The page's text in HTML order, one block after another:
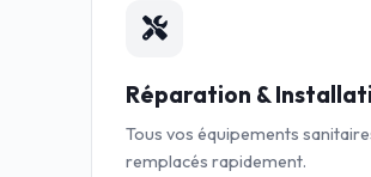
Réparation &
Tous vos équipements
remplacés rapidement.